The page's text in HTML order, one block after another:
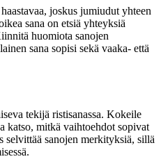
joskus jumiudut yhteen
sana on etsiä yhteyksiä
huomiota sanojen
sana sopisi sekä vaaka- että
tekijä ristisanassa. Kokeile
katso, mitkä vaihtoehdot sopivat
sanojen merkityksiä, sillä